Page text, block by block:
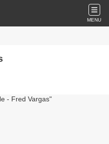
MENU